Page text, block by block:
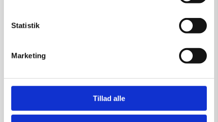
Statistik
Marketing
Tillad alle